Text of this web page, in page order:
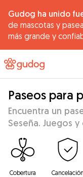
Gudog ha unido
de mascotas y
más grande y
Paseos para
Encuentra un
Seseña. Juegos
Cobertura
Cancelación